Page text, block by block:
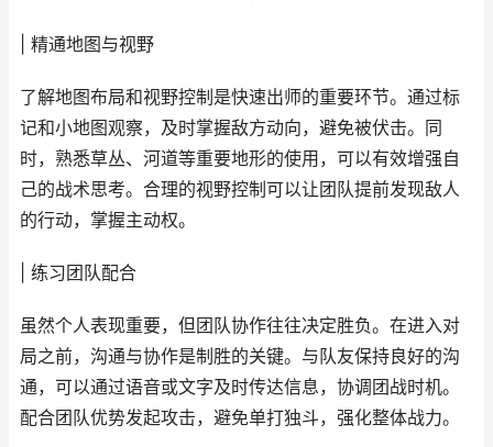
| 精通地图与视野
了解地图布局和视野控制是快速出师的重要环节。通过标
记和小地图观察，及时掌握敌方动向，避免被伏击。同
时，熟悉草丛、河道等重要地形的使用，可以有效增强自
己的战术思考。合理的视野控制可以让团队提前发现敌人
的行动，掌握主动权。
| 练习团队配合
虽然个人表现重要，但团队协作往往决定胜负。在进入对
局之前，沟通与协作是制胜的关键。与队友保持良好的沟
通，可以通过语音或文字及时传达信息，协调团战时机。
配合团队优势发起攻击，避免单打独斗，强化整体战力。